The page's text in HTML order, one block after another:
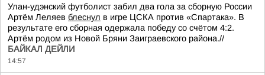
Улан-удэнский футболист забил два гола за сборную России
Артём Леляев блеснул в игре ЦСКА против «Спартака». В
результате его сборная одержала победу со счётом 4:2.
Артём родом из Новой Бряни Заиграевского района.//
БАЙКАЛ ДЕЙЛИ
14:57